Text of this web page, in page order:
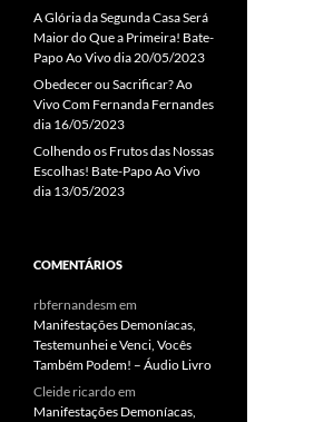
A Glória da Segunda Casa Será
Maior do Que a Primeira! Bate-
Papo Ao Vivo dia 20/05/2023
Obedecer ou Sacrificar? Ao
Vivo Com Fernanda Fernandes
dia 16/05/2023
Colhendo os Frutos das Nossas
Escolhas! Bate-Papo Ao Vivo
dia 13/05/2023
COMENTÁRIOS
rbfernandesm em
Manifestações Demoníacas,
Testemunhei e Venci, Vocês
Também Podem! – Áudio Livro
Cleide ricardoem
Manifestações Demoníacas,